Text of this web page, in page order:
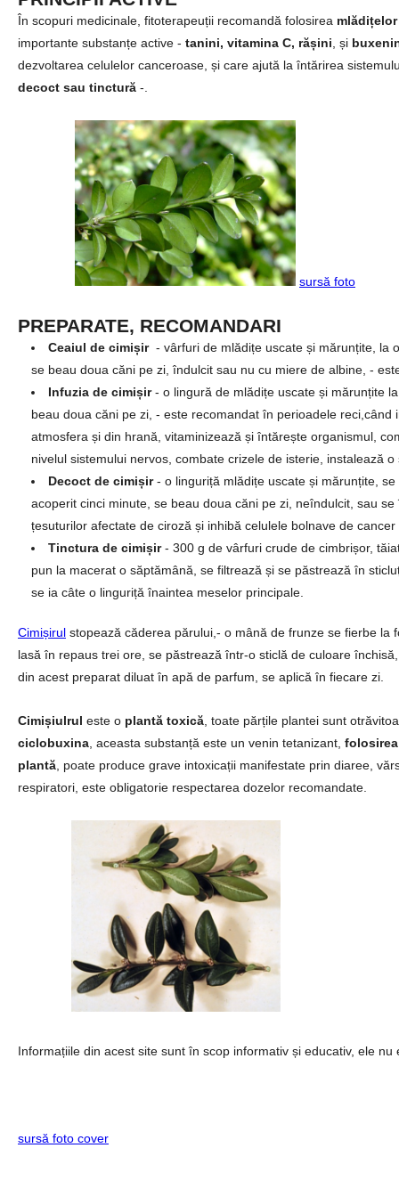
În scopuri medicinale, fitoterapeuții recomandă folosirea
importante substanțe active - tanini, vitamina C, rășini , și
dezvoltarea celulelor canceroase, și care ajută la întărirea
decoct sau tinctură -.
sursă foto
PREPARATE, RECOMANDARI
Ceaiul de cimișir- vârfuri de mlădițe uscate și mărunțite, la
se beau doua căni pe zi, îndulcit sau nu cu miere de albine, -
Infuzia de cimișir- o lingură de mlădițe uscate și mărunțite
beau doua căni pe zi, - este recomandat în perioadele
atmosfera și din hrană, vitaminizează și întărește organismul,
nivelul sistemului nervos, combate crizele de isterie, instalează
Decoct de cimișir- o linguriță mlădițe uscate și mărunțite,
acoperit cinci minute, se beau doua căni pe zi, neîndulcit, sau
țesuturilor afectate de ciroză și inhibă celulele bolnave de
Tinctura de cimișir- 300 g de vârfuri crude de cimbrișor,
pun la macerat o săptămână, se filtrează și se păstrează în
se ia câte o linguriță înaintea meselor principale.
Cimișirul stopează căderea părului,- o mână de frunze se fierbe
lasă în repaus trei ore, se păstrează într-o sticlă de culoare
din acest preparat diluat în apă de parfum, se aplică în fiecare zi.
Cimișiulrul este o plantă toxică , toate părțile plantei sunt
ciclobuxina , aceasta substanță este un venin tetanizant,
plantă , poate produce grave intoxicații manifestate prin diaree,
respiratori, este obligatorie respectarea dozelor recomandate.
Informațiile din acest site sunt în scop informativ și educativ, ele
sursă foto cover